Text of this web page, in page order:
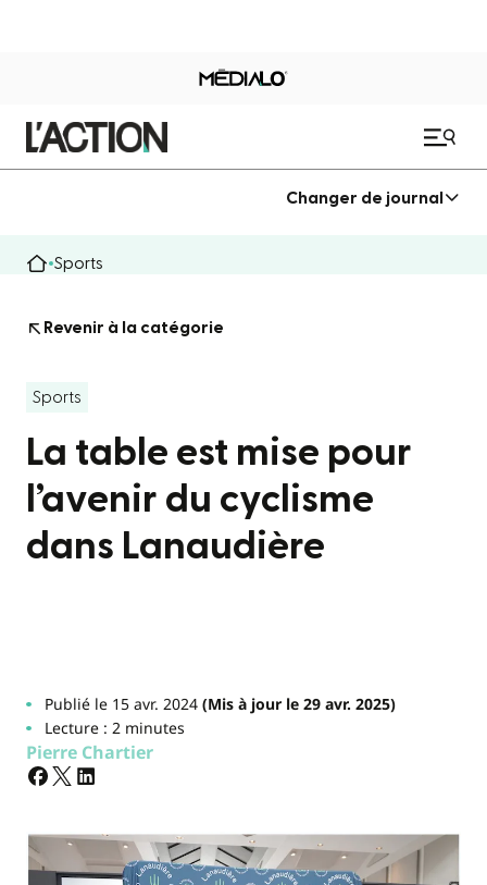
Changer de journal
Sports
Revenir à la catégorie
Sports
La table est mise pour
l’avenir du cyclisme
dans Lanaudière
Publié le 15 avr. 2024(Mis à jour le 29 avr. 2025)
Lecture : 2 minutes
Pierre Chartier